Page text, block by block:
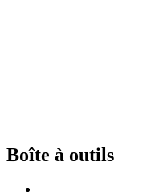
Boîte à outils